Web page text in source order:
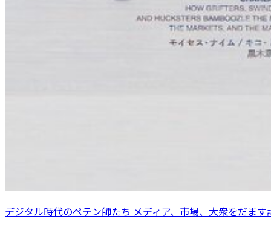
デジタル時代のペテン師たち メディア、市場、大衆をだます